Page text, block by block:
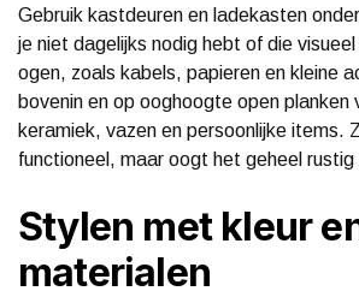
Gebruik kastdeuren en ladekasten
je niet dagelijks nodig hebt of die
ogen, zoals kabels, papieren en kleine
bovenin en op ooghoogte open planken
keramiek, vazen en persoonlijke items.
functioneel, maar oogt het geheel
Stylen met kleur
materialen